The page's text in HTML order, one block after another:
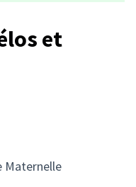
et
Maternelle